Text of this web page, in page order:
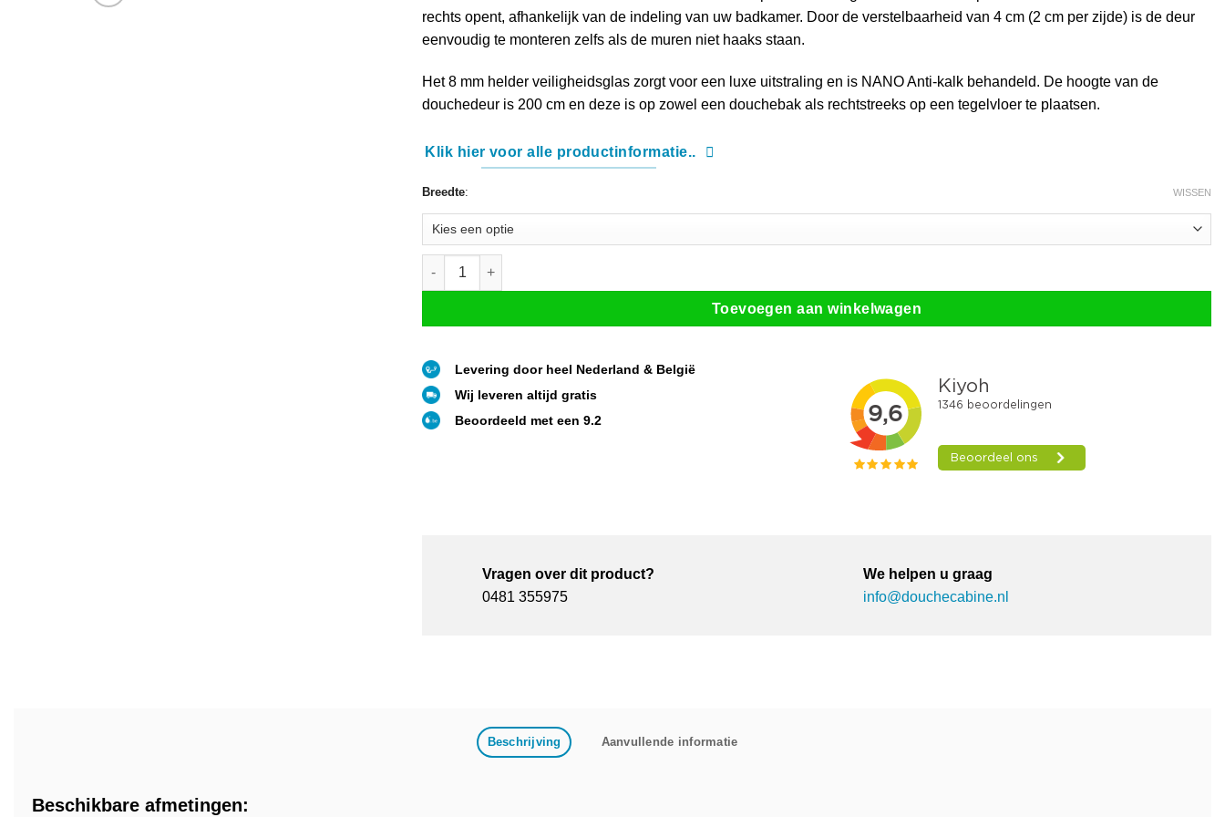
rechts opent, afhankelijk van de indeling van uw badkamer. Door de verstelbaarheid van 4 cm (2 cm per zijde) is de deur
eenvoudig te monteren zelfs als de muren niet haaks staan.
Het 8 mm helder veiligheidsglas zorgt voor een luxe uitstraling en is NANO Anti-kalk behandeld. De hoogte van de
douchedeur is 200 cm en deze is op zowel een douchebak als rechtstreeks op een tegelvloer te plaatsen.
Klik hier voor alle productinformatie..
Breedte: WISSEN
Douchedeur met handig draaideursysteem wit (5 afmetingen) aantal
Toevoegen aan winkelwagen
Levering door heel Nederland & België
Wij leveren altijd gratis
Beoordeeld met een 9.2
Vragen over dit product?
0481 355975
We helpen u graag
info@douchecabine.nl
Beschrijving Aanvullende informatie
Beschikbare afmetingen: